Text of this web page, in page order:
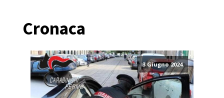
Cronaca
3 Giugno 2024